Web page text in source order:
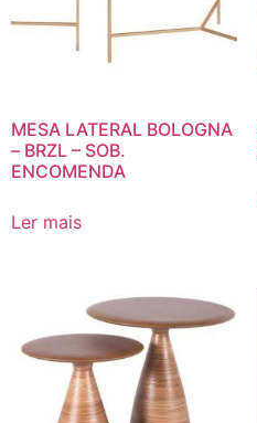
MESA LATERAL BOLOGNA
– BRZL – SOB.
ENCOMENDA
Ler mais